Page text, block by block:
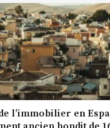
l’immobilier en